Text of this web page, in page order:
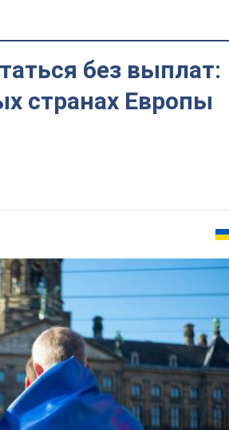
без выплат:
странах Европы